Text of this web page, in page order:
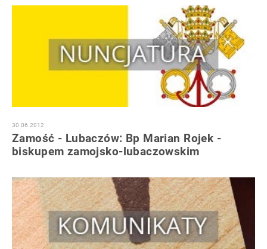
30.06.2012
Zamość - Lubaczów: Bp Marian Rojek -
biskupem zamojsko-lubaczowskim